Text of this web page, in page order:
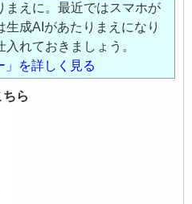
まえに。最近ではスマホが
成AIがあたりまえになり
れておきましょう。
」を詳しく見る
ら